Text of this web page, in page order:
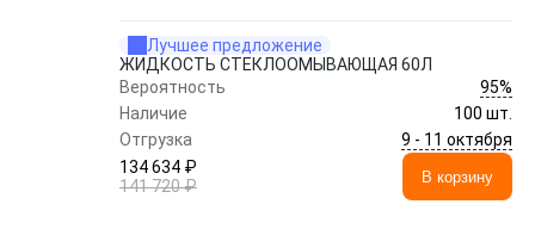
Лучшее предложение
ЖИДКОСТЬ СТЕКЛООМЫВАЮЩАЯ 60Л
Вероятность
95%
Наличие
100 шт.
Отгрузка
9 - 11 октября
134 634 ₽
141 720 ₽
В корзину